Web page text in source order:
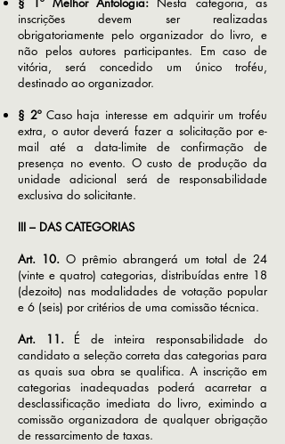
inscrições devem ser realizadas
obrigatoriamente pelo organizador do livro, e
não pelos autores participantes. Em caso de
vitória, será concedido um único troféu,
destinado ao organizador.
§ 2º Caso haja interesse em adquirir um troféu
extra, o autor deverá fazer a solicitação por e-
mail até a data-limite de confirmação de
presença no evento. O custo de produção da
unidade adicional será de responsabilidade
exclusiva do solicitante.
III – DAS CATEGORIAS
Art. 10. O prêmio abrangerá um total de 24
(vinte e quatro) categorias, distribuídas entre 18
(dezoito) nas modalidades de votação popular
e 6 (seis) por critérios de uma comissão técnica.
Art. 11.É de inteira responsabilidade do
candidato a seleção correta das categorias para
as quais sua obra se qualifica. A inscrição em
categorias inadequadas poderá acarretar a
desclassificação imediata do livro, eximindo a
comissão organizadora de qualquer obrigação
de ressarcimento de taxas.